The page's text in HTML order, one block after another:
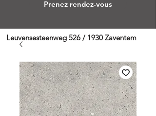
Prenez rendez-vous
Leuvensesteenweg 526 / 1930 Zaventem